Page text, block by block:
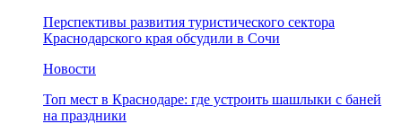
Перспективы развития туристического сектора
Краснодарского края обсудили в Сочи
Новости
Топ мест в Краснодаре: где устроить шашлыки с баней
на праздники